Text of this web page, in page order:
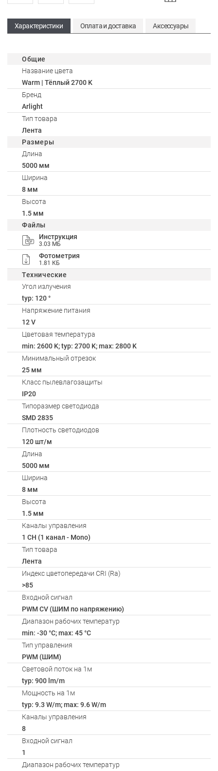
Характеристики Оплата и доставка Аксессуары
Общие
Название цвета
Warm | Тёплый 2700 K
Бренд
Arlight
Тип товара
Лента
Размеры
Длина
5000 мм
Ширина
8 мм
Высота
1.5 мм
Файлы
Инструкция
3.03 МБ
Фотометрия
1.81 КБ
Технические
Угол излучения
typ: 120 °
Напряжение питания
12 V
Цветовая температура
min: 2600 K; typ: 2700 K; max: 2800 K
Минимальный отрезок
25 мм
Класс пылевлагозащиты
IP20
Типоразмер светодиода
SMD 2835
Плотность светодиодов
120 шт/м
Длина
5000 мм
Ширина
8 мм
Высота
1.5 мм
Каналы управления
1 CH (1 канал - Mono)
Тип товара
Лента
Индекс цветопередачи CRI (Ra)
>85
Входной сигнал
PWM СV (ШИМ по напряжению)
Диапазон рабочих температур
min: -30 °C; max: 45 °C
Тип управления
PWM (ШИМ)
Световой поток на 1м
typ: 900 lm/m
Мощность на 1м
typ: 9.3 W/m; max: 9.6 W/m
Каналы управления
8
Входной сигнал
1
Диапазон рабочих температур